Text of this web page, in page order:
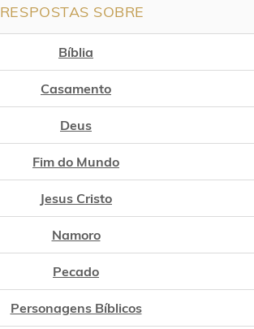
RESPOSTAS SOBRE
Bíblia
Casamento
Deus
Fim do Mundo
Jesus Cristo
Namoro
Pecado
Personagens Bíblicos